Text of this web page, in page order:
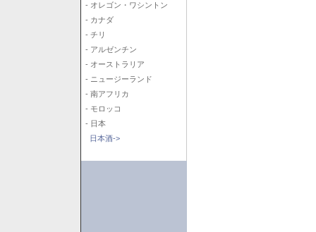
- オレゴン・ワシントン
- カナダ
- チリ
- アルゼンチン
- オーストラリア
- ニュージーランド
- 南アフリカ
- モロッコ
- 日本
日本酒->